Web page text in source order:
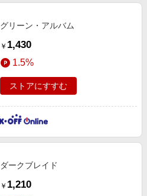
グリーン・アルバム
￥ 1,430
1.5%
ストアにすすむ
ダークブレイド
￥ 1,210